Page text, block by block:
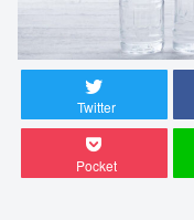
Twitter
Pocket